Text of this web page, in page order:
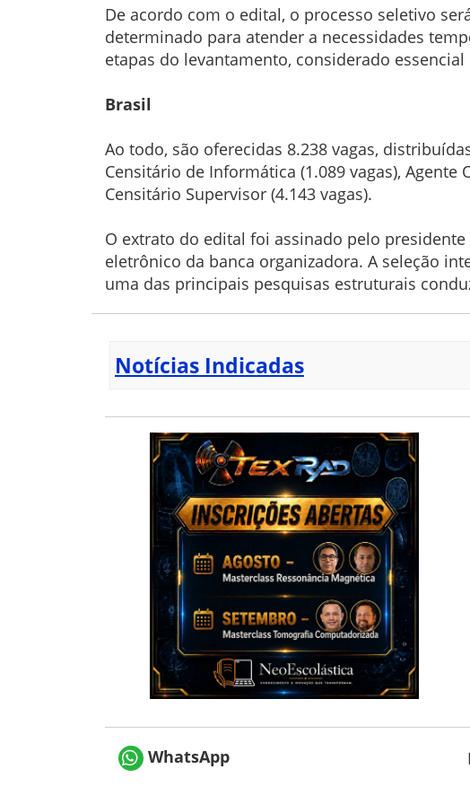
De acordo com o edital, o processo seletivo
determinado para atender a necessidades
etapas do levantamento, considerado
Brasil
Ao todo, são oferecidas 8.238 vagas,
Censitário de Informática (1.089 vagas), Agente
Censitário Supervisor (4.143 vagas).
O extrato do edital foi assinado pelo
eletrônico da banca organizadora. A seleção
uma das principais pesquisas estruturais
Notícias Indicadas
WhatsApp